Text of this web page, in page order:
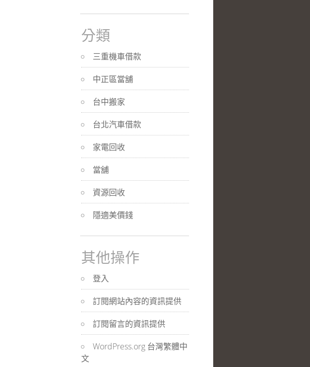
分類
三重機車借款
中正區當舖
台中搬家
台北汽車借款
家電回收
當舖
資源回收
隱適美價錢
其他操作
登入
訂閱網站內容的資訊提供
訂閱留言的資訊提供
WordPress.org 台灣繁體中
文